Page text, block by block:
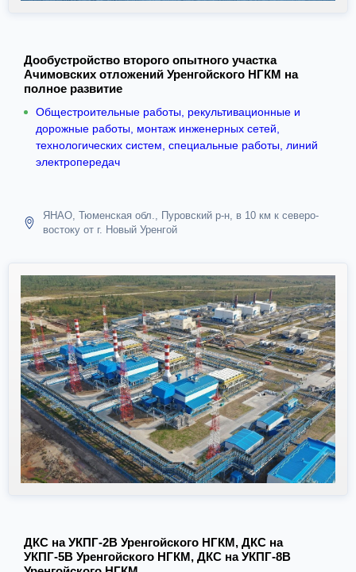
Дообустройство второго опытного участка
Ачимовских отложений Уренгойского НГКМ на
полное развитие
Общестроительные работы, рекультивационные и
дорожные работы, монтаж инженерных сетей,
технологических систем, специальные работы, линий
электропередач
ЯНАО, Тюменская обл., Пуровский р-н, в 10 км к северо-
востоку от г. Новый Уренгой
ДКС на УКПГ-2В Уренгойского НГКМ, ДКС на
УКПГ-5В Уренгойского НГКМ, ДКС на УКПГ-8В